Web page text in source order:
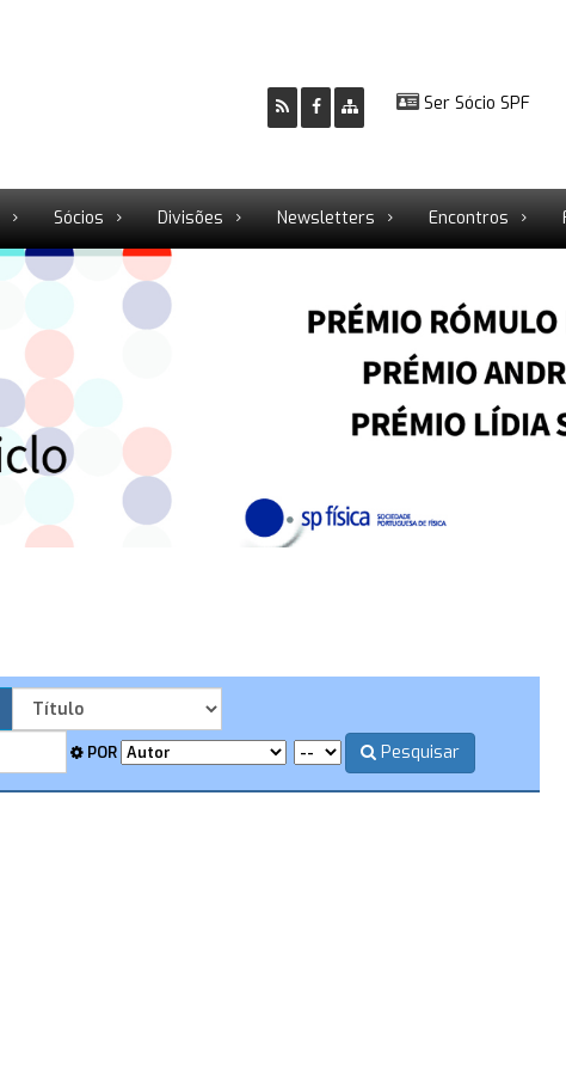
Ser Sócio SPF
Sócios Divisões Newsletters Encontros
POR Pesquisar